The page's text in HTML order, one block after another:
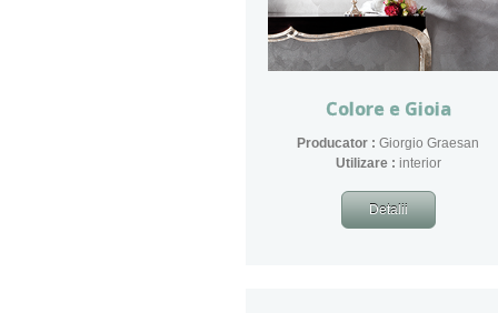
Colore e Gioia
Producator : Giorgio Graesan
​Utilizare : interior
Detalii